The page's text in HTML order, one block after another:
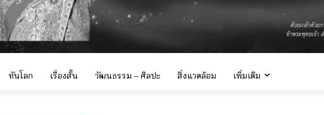
ทันโลก เรื่องสั้น วัฒนธรรม – ศิลปะ สิ่งแวดล้อม เพิ่มเติม